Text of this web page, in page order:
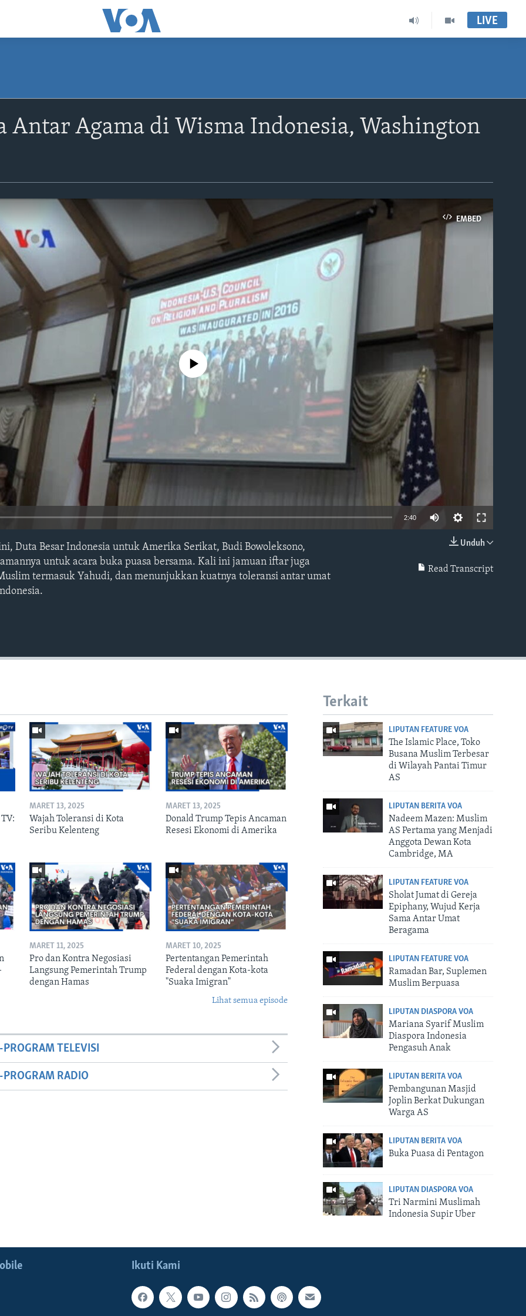
LIVE
Antar Agama di Wisma Indonesia, Washington
EMBED
No media source currently available
2:40
Unduh
Read Transcript
Duta Besar Indonesia untuk Amerika Serikat, Budi Bowoleksono,
untuk acara buka puasa bersama. Kali ini jamuan iftar juga
termasuk Yahudi, dan menunjukkan kuatnya toleransi antar umat
Terkait
LIPUTAN FEATURE VOA
The Islamic Place, Toko
Busana Muslim Terbesar
di Wilayah Pantai Timur
AS
LIPUTAN BERITA VOA
Nadeem Mazen: Muslim
AS Pertama yang Menjadi
Anggota Dewan Kota
Cambridge, MA
LIPUTAN FEATURE VOA
Sholat Jumat di Gereja
Epiphany, Wujud Kerja
Sama Antar Umat
Beragama
LIPUTAN FEATURE VOA
Ramadan Bar, Suplemen
Muslim Berpuasa
LIPUTAN DIASPORA VOA
Mariana Syarif Muslim
Diaspora Indonesia
Pengasuh Anak
LIPUTAN BERITA VOA
Pembangunan Masjid
Joplin Berkat Dukungan
Warga AS
LIPUTAN BERITA VOA
Buka Puasa di Pentagon
LIPUTAN DIASPORA VOA
Tri Narmini Muslimah
Indonesia Supir Uber
MARET 13, 2025
Wajah Toleransi di Kota
Seribu Kelenteng
MARET 13, 2025
Donald Trump Tepis Ancaman
Resesi Ekonomi di Amerika
MARET 11, 2025
Pro dan Kontra Negosiasi
Langsung Pemerintah Trump
dengan Hamas
MARET 10, 2025
Pertentangan Pemerintah
Federal dengan Kota-kota
"Suaka Imigran"
Lihat semua episode
TELEVISI
RADIO
Ikuti Kami